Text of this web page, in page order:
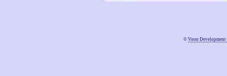
© Voon Development